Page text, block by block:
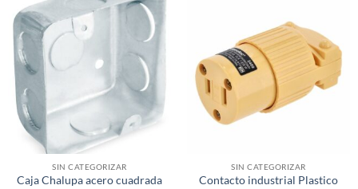
SIN CATEGORIZAR
Caja Chalupa acero cuadrada
SIN CATEGORIZAR
Contacto industrial Plastico